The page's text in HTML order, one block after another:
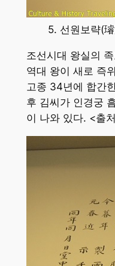
5. 선원보략(
조선시대 왕실의
역대 왕이 새로 즉
고종 34년에 합간
후 김씨가 인경궁
이 나와 있다. <출